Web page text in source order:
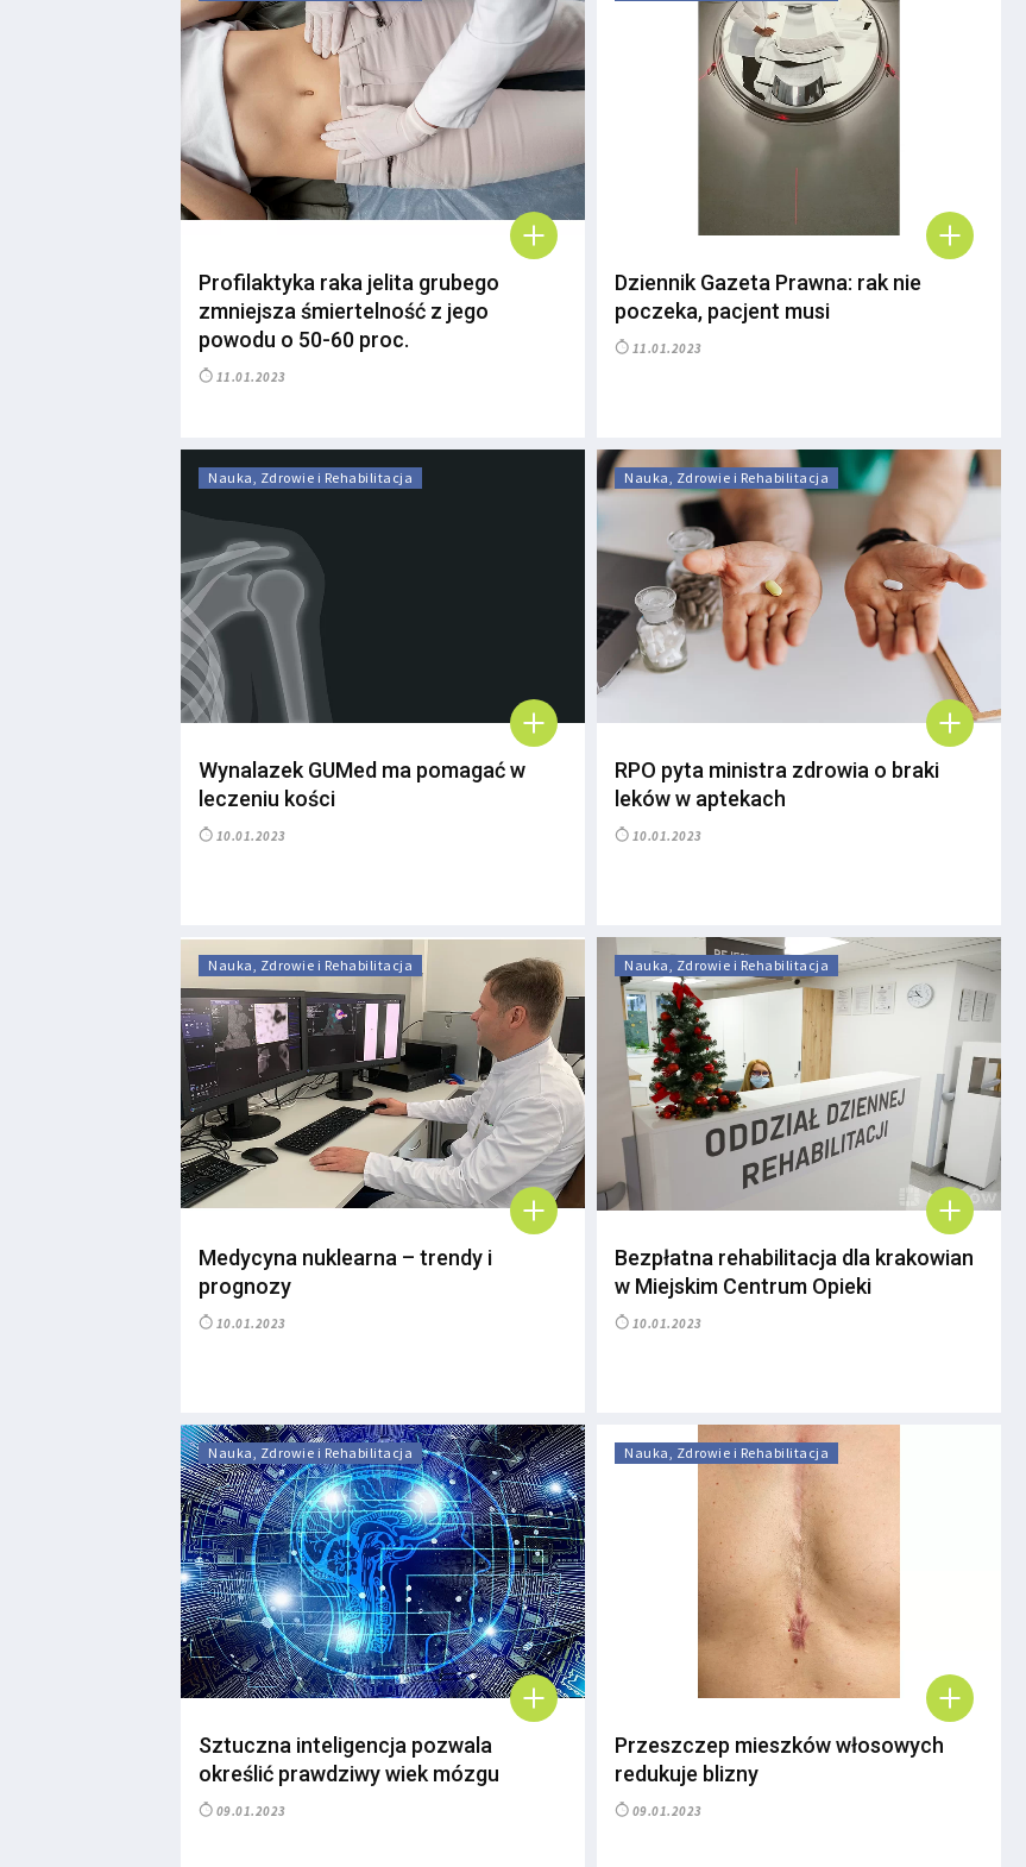
Profilaktyka raka jelita grubego
zmniejsza śmiertelność z jego
powodu o 50-60 proc.
11.01.2023
Dziennik Gazeta Prawna: rak nie
poczeka, pacjent musi
11.01.2023
Nauka, Zdrowie i Rehabilitacja
Wynalazek GUMed ma pomagać w
leczeniu kości
10.01.2023
Nauka, Zdrowie i Rehabilitacja
RPO pyta ministra zdrowia o braki
leków w aptekach
10.01.2023
Nauka, Zdrowie i Rehabilitacja
Medycyna nuklearna – trendy i
prognozy
10.01.2023
Nauka, Zdrowie i Rehabilitacja
Bezpłatna rehabilitacja dla krakowian
w Miejskim Centrum Opieki
10.01.2023
Nauka, Zdrowie i Rehabilitacja
Sztuczna inteligencja pozwala
określić prawdziwy wiek mózgu
09.01.2023
Nauka, Zdrowie i Rehabilitacja
Przeszczep mieszków włosowych
redukuje blizny
09.01.2023